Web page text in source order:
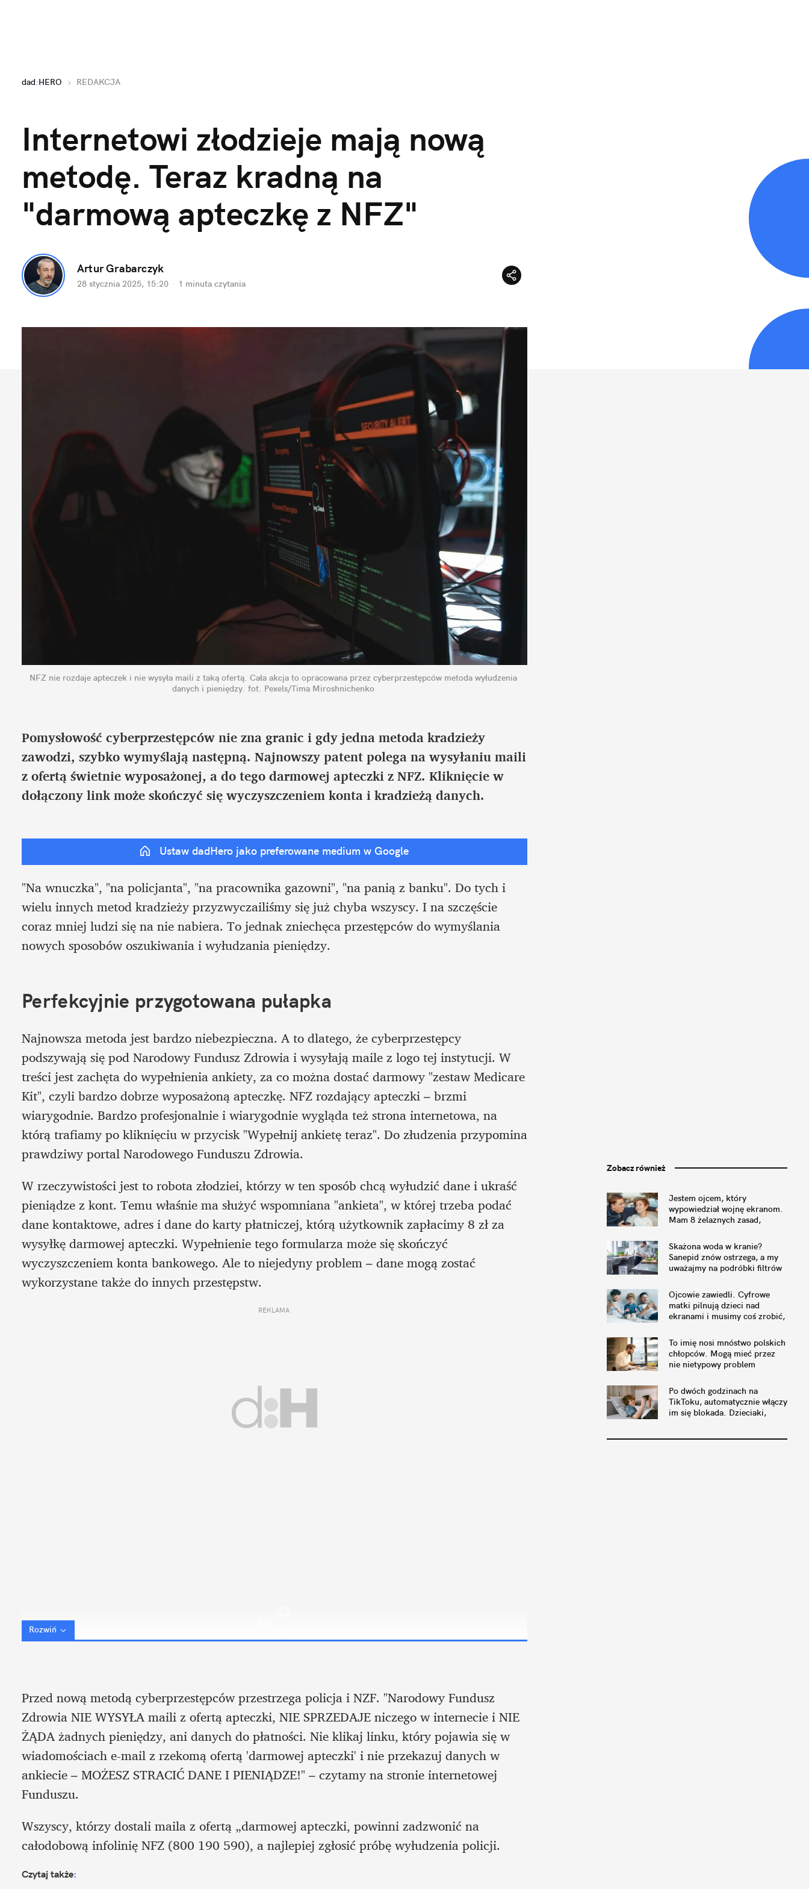
dad:HERO REDAKCJA
Internetowi złodzieje mają nową
metodę. Teraz kradną na
"darmową apteczkę z NFZ"
Artur Grabarczyk
28 stycznia 2025, 15:20 · 1 minuta czytania
NFZ nie rozdaje apteczek i nie wysyła maili z taką ofertą. Cała akcja to opracowana przez cyberprzestępców metoda wyłudzenia
danych i pieniędzy. fot. Pexels/Tima Miroshnichenko
Pomysłowość cyberprzestępców nie zna granic i gdy jedna metoda kradzieży
zawodzi, szybko wymyślają następną. Najnowszy patent polega na wysyłaniu maili
z ofertą świetnie wyposażonej, a do tego darmowej apteczki z NFZ. Kliknięcie w
dołączony link może skończyć się wyczyszczeniem konta i kradzieżą danych.
Ustaw dadHero jako preferowane medium w Google
"Na wnuczka", "na policjanta", "na pracownika gazowni", "na panią z banku". Do tych i
wielu innych metod kradzieży przyzwyczailiśmy się już chyba wszyscy. I na szczęście
coraz mniej ludzi się na nie nabiera. To jednak zniechęca przestępców do wymyślania
nowych sposobów oszukiwania i wyłudzania pieniędzy.
Perfekcyjnie przygotowana pułapka
Najnowsza metoda jest bardzo niebezpieczna. A to dlatego, że cyberprzestępcy
podszywają się pod Narodowy Fundusz Zdrowia i wysyłają maile z logo tej instytucji. W
treści jest zachęta do wypełnienia ankiety, za co można dostać darmowy "zestaw Medicare
Kit", czyli bardzo dobrze wyposażoną apteczkę. NFZ rozdający apteczki – brzmi
wiarygodnie. Bardzo profesjonalnie i wiarygodnie wygląda też strona internetowa, na
którą trafiamy po kliknięciu w przycisk "Wypełnij ankietę teraz". Do złudzenia przypomina
prawdziwy portal Narodowego Funduszu Zdrowia.
W rzeczywistości jest to robota złodziei, którzy w ten sposób chcą wyłudzić dane i ukraść
pieniądze z kont. Temu właśnie ma służyć wspomniana "ankieta", w której trzeba podać
dane kontaktowe, adres i dane do karty płatniczej, którą użytkownik zapłacimy 8 zł za
wysyłkę darmowej apteczki. Wypełnienie tego formularza może się skończyć
wyczyszczeniem konta bankowego. Ale to niejedyny problem – dane mogą zostać
wykorzystane także do innych przestępstw.
REKLAMA
Rozwiń
Przed nową metodą cyberprzestępców przestrzega policja i NZF. "Narodowy Fundusz
Zdrowia NIE WYSYŁA maili z ofertą apteczki, NIE SPRZEDAJE niczego w internecie i NIE
ŻĄDA żadnych pieniędzy, ani danych do płatności. Nie klikaj linku, który pojawia się w
wiadomościach e-mail z rzekomą ofertą 'darmowej apteczki' i nie przekazuj danych w
ankiecie – MOŻESZ STRACIĆ DANE I PIENIĄDZE!" – czytamy na stronie internetowej
Funduszu.
Wszyscy, którzy dostali maila z ofertą „darmowej apteczki, powinni zadzwonić na
całodobową infolinię NFZ (800 190 590), a najlepiej zgłosić próbę wyłudzenia policji.
Czytaj także:
Zobacz również
Jestem ojcem, który
wypowiedział wojnę ekranom.
Mam 8 żelaznych zasad,
Skażona woda w kranie?
Sanepid znów ostrzega, a my
uważajmy na podróbki filtrów
Ojcowie zawiedli. Cyfrowe
matki pilnują dzieci nad
ekranami i musimy coś zrobić,
To imię nosi mnóstwo polskich
chłopców. Mogą mieć przez
nie nietypowy problem
Po dwóch godzinach na
TikToku, automatycznie włączy
im się blokada. Dzieciaki,